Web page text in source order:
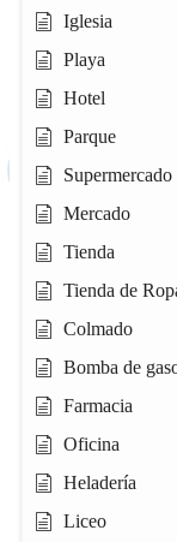
Iglesia
Playa
Hotel
Parque
Supermercado
Mercado
Tienda
Tienda de
Colmado
Bomba de
Farmacia
Oficina
Heladería
Liceo